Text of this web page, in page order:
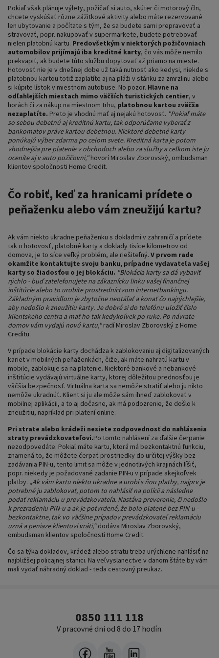
Pokiaľ však plánuje výlety, požičať si auto, skúter či motorový čln,
chcete vyskúšať rôzne zážitkové aktivity alebo máte rezervované
len ubytovanie a počítate s tým, že sa budete sami prepravovať a
stravovať, popr. nakupovať v supermarkete, budete potrebovať
nielen platobnú kartu. Predovšetkým v niektorých požičovniach
automobilov prijímajú iba kreditné karty, čo vás môže nemilo
prekvapiť, ak budete túto službu dopytovať až priamo na mieste.
Hotovosť nie je v dnešnej dobe už taká nutnosť ako kedysi, niekde s
platobnou kartou totiž zaplatíte aj na pláži v stánku za zmrzlinu alebo
si kúpite lístok v miestnom autobuse. No pozor. Hlavne na
odľahlejších miestach mimo väčších turistických centier, v
horách či za nákup na miestnom trhu, platobnou kartou zväčša
nezaplatíte. Preto je vhodnú mať aj nejakú hotovosť. "Pokiaľ máte
so sebou debetnú aj kreditnú kartu, tak odporúčame vyberať z
bankomatov práve kartou debetnou. Niektoré debetné karty
ponúkajú výber zdarma po celom svete. Kreditná karta je potom
vhodnejšia pre platenie v obchodoch alebo za služby a celkom iste ju
oceníte aj v auto požičovni,"hovorí Miroslav Zborovský, ombudsman
klientov spoločnosti Home Credit.
Čo robiť, keď za hranicami prídete o
peňaženku alebo vám zneužijú kartu?
Ak vám niekto ukradne peňaženku s dokladmi v zahraničí a prídete
tak o hotovosť, platobné karty a doklady tisíce kilometrov od
domova, je to síce veľký problém, ale riešiteľný. V prvom rade
okamžite kontaktujte svoju banku, prípadne vydavateľa vašej
karty so žiadosťou o jej blokáciu. "Blokácia karty sa dá vybaviť
rýchlo - buď zatelefonujete na zákaznícku linku vašej finančnej
inštitúcie alebo to urobíte prostredníctvom internetbankingu.
Základným pravidlom je zbytočne neotáľať a konať čo najrýchlejšie,
aby nedošlo k zneužitiu karty. Je dobré si do telefónu uložiť číslo
klientskeho centra a mať ho tak kedykoľvek po ruke. Po návrate
domov vám vydajú novú kartu,"radí Miroslav Zborovský z Home
Creditu.
V prípade blokácie karty dochádza k zablokovaniu aj digitalizovaných
kariet v mobilných peňaženkách, čiže, ak máte nahratú kartu v
mobile, zablokuje sa na platenie. Niektoré bankové a nebankové
inštitúcie vydávajú virtuálne karty, ktorej dôležitou prednosťou je
väčšia bezpečnosť. Virtuálna karta sa nemôže stratiť alebo ju nikto
nemôže ukradnúť. Klient si ju ale môže sám ihneď zablokovať v
mobilnej aplikácii, a to aj dočasne, ak má podozrenie, že došlo k
zneužitiu, napríklad pri platení online.
Pri strate alebo krádeži nesiete zodpovednosť do nahlásenia
straty prevádzkovateľovi.Po tomto nahlásení za ďalšie čerpanie
nezodpovedáte. Pokiaľ máte kartu, ktorá má bezkontaktnú funkciu,
znamená to, že môžete čerpať prostriedky do určitej výšky bez
zadávania PIN-u, tento limit sa môže v jednotlivých krajinách líšiť,
popr. niekedy je požadované zadanie PIN-u v prípade akejkoľvek
platby. „Ak vám kartu niekto ukradne a urobí s ňou platby, najprv je
potrebné ju zablokovať, potom to nahlásiť na polícii a následne
podať reklamáciu u prevádzkovateľa. Nastáva preverenie, či nedošlo
k prezradeniu PIN-u a ak je potvrdené, že bolo platené bez PIN-u -
bezkontaktne, tak vo väčšine prípadov prevádzkovateľ reklamáciu
uzná a peniaze klientovi vráti,“dodáva Miroslav Zborovský,
ombudsman klientov spoločnosti Home Credit.
Čo sa týka dokladov, krádež alebo stratu treba urýchlene nahlásiť na
najbližšej policajnej stanici. Na veľvyslanectve v danom štáte by vám
mali vydať náhradný doklad - teda cestovný preukaz.
0850 111 118
V pracovné dni od 8 do 17 hodín.